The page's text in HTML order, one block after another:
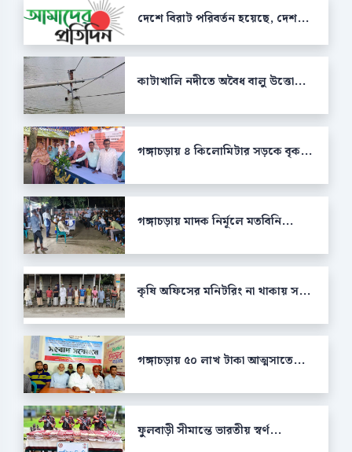
দেশে বিরাট পরিবর্তন হয়েছে, দেশ...
কাটাখালি নদীতে অবৈধ বালু উত্তো...
গঙ্গাচড়ায় ৪ কিলোমিটার সড়কে বৃক...
গঙ্গাচড়ায় মাদক নির্মূলে মতবিনি...
কৃষি অফিসের মনিটরিং না থাকায় স...
গঙ্গাচড়ায় ৫০ লাখ টাকা আত্মসাতে...
ফুলবাড়ী সীমান্তে ভারতীয় স্বর্ণ...